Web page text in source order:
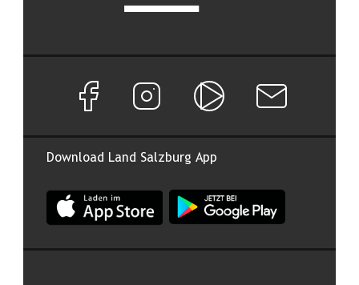
Download Land Salzburg App
App Land Salzburg im Apple App Store
App Land Salzburg im
Facebook Seite von Land Salzburg
Instagram Seite von Land Salzburg
Salzburg ONNewsletter